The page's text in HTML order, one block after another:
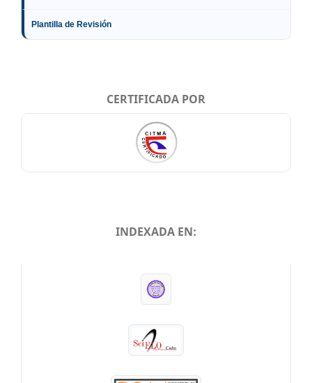
Plantilla de Revisión
CERTIFICADA POR
INDEXADA EN: